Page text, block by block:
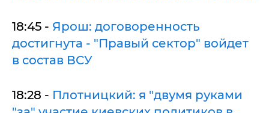
18:45 - Ярош: договоренность
достигнута - "Правый сектор" войдет
в состав ВСУ
18:28 - Плотницкий: я "двумя руками